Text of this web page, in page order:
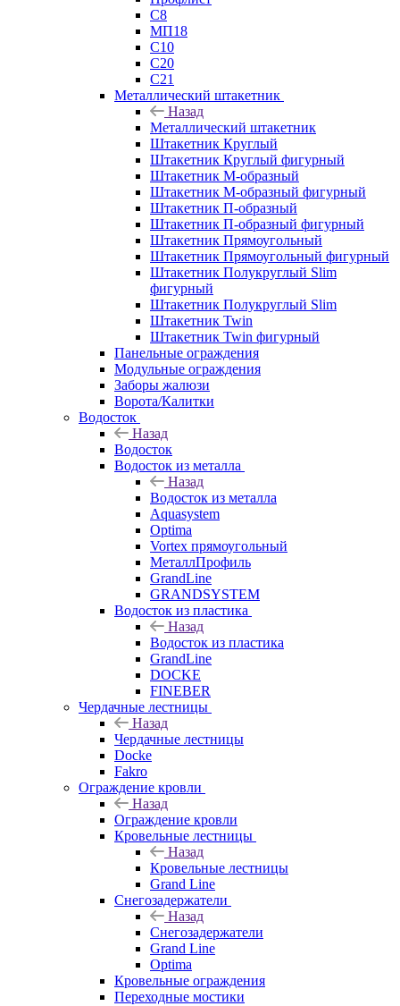
С8
МП18
С10
С20
С21
Металлический штакетник
Назад
Металлический штакетник
Штакетник Круглый
Штакетник Круглый фигурный
Штакетник М-образный
Штакетник М-образный фигурный
Штакетник П-образный
Штакетник П-образный фигурный
Штакетник Прямоугольный
Штакетник Прямоугольный фигурный
Штакетник Полукруглый Slim
фигурный
Штакетник Полукруглый Slim
Штакетник Twin
Штакетник Twin фигурный
Панельные ограждения
Модульные ограждения
Заборы жалюзи
Ворота/Калитки
Водосток
Назад
Водосток
Водосток из металла
Назад
Водосток из металла
Aquasystem
Optima
Vortex прямоугольный
МеталлПрофиль
GrandLine
GRANDSYSTEM
Водосток из пластика
Назад
Водосток из пластика
GrandLine
DOCKE
FINEBER
Чердачные лестницы
Назад
Чердачные лестницы
Docke
Fakro
Ограждение кровли
Назад
Ограждение кровли
Кровельные лестницы
Назад
Кровельные лестницы
Grand Line
Снегозадержатели
Назад
Снегозадержатели
Grand Line
Optima
Кровельные ограждения
Переходные мостики